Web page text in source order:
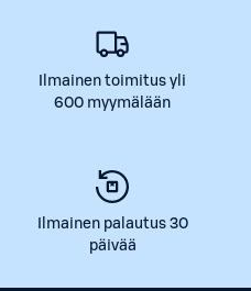
Ilmainen toimitus yli
600 myymälään
Ilmainen palautus 30
päivää